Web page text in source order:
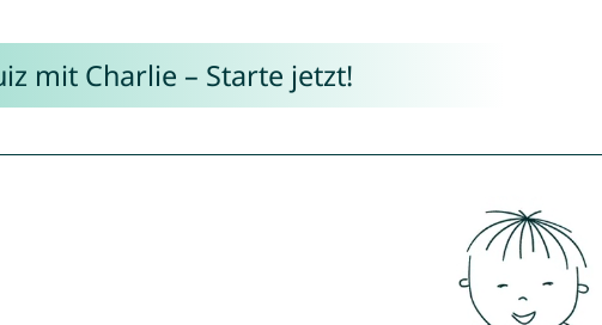
mit Charlie – Starte jetzt!